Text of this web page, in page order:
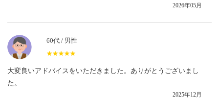
2026年05月
60代 / 男性
★★★★★
☆☆☆☆☆
大変良いアドバイスをいただきました。ありがとうございまし
た。
2025年12月